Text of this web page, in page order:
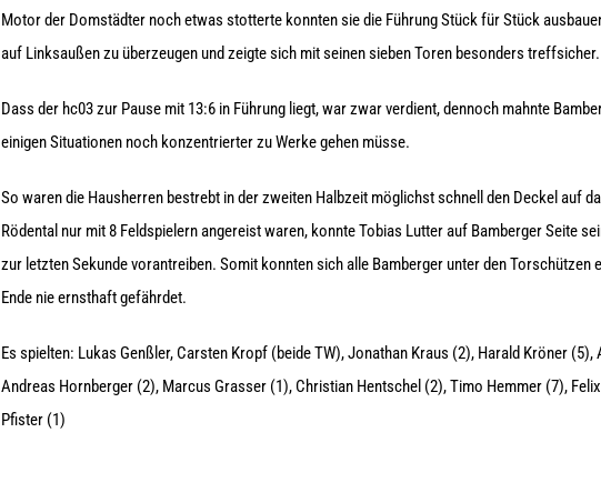
Motor der Domstädter noch etwas stotterte konnten sie die Führung Stück für Stück
auf Linksaußen zu überzeugen und zeigte sich mit seinen sieben Toren besonders treffsicher.
Dass der hc03 zur Pause mit 13:6 in Führung liegt, war zwar verdient, dennoch mahnte
einigen Situationen noch konzentrierter zu Werke gehen müsse.
So waren die Hausherren bestrebt in der zweiten Halbzeit möglichst schnell den Deckel auf
Rödental nur mit 8 Feldspielern angereist waren, konnte Tobias Lutter auf Bamberger Seite
zur letzten Sekunde vorantreiben. Somit konnten sich alle Bamberger unter den Torschützen
Ende nie ernsthaft gefährdet.
Es spielten: Lukas Genßler, Carsten Kropf (beide TW), Jonathan Kraus (2), Harald Kröner
Andreas Hornberger (2), Marcus Grasser (1), Christian Hentschel (2), Timo Hemmer (7),
Pfister (1)